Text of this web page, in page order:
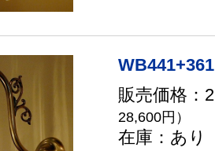
販売価格：
28,600円）
在庫：あり